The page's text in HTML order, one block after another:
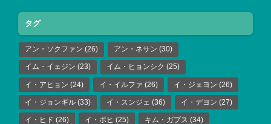
タグ
アン・ソクファン (26) アン・ネサン (30)
イム・イェジン (23) イム・ヒョンシク (25)
イ・アヒョン (24) イ・イルファ (26) イ・ジェヨン (26)
イ・ジョンギル (33) イ・スンジェ (36) イ・デヨン (27)
イ・ヒド (26) イ・ボヒ (25) キム・ガプス (34)